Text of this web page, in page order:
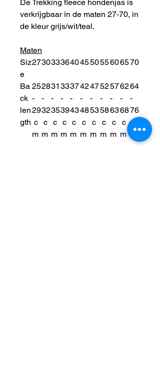
De Trekking fleece hondenjas is
verkrijgbaar in de maten 27-70, in
de kleur grijs/wit/teal.
Maten
Siz
e
2730333640455055606570
Ba
ck
len
gth
25
-
29
c
m
28
-
32
c
m
31
-
35
c
m
33
-
39
c
m
37
-
43
c
m
42
-
48
c
m
47
-
53
c
m
52
-
58
c
m
57
-
63
c
m
62
-
68
c
m
64
-
76
c
m